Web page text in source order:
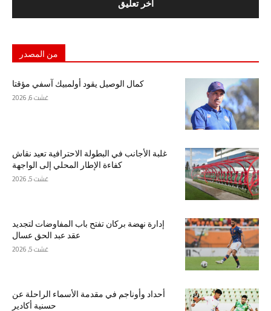
من المصدر
كمال الوصيل يقود أولمبيك آسفي مؤقتا
غشت 6, 2026
غلبة الأجانب في البطولة الاحترافية تعيد نقاش
كفاءة الإطار المحلي إلى الواجهة
غشت 5, 2026
إدارة نهضة بركان تفتح باب المفاوضات لتجديد
عقد عبد الحق عسال
غشت 5, 2026
أحداد وأوناجم في مقدمة الأسماء الراحلة عن
حسنية أكادير